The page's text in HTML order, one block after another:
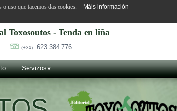
Toxosoutos - Tenda en liña
(+34) 623 384 776
Servizos
uso que facemos das cookies. Máis información